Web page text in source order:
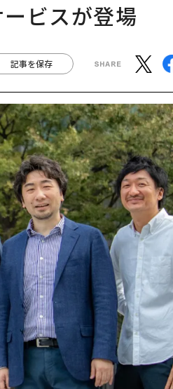
ビスが登場
記事を保存